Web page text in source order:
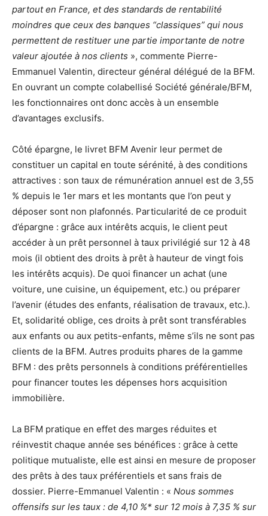
partout en France, et des standards de rentabilité
moindres que ceux des banques “classiques” qui nous
permettent de restituer une partie importante de notre
valeur ajoutée à nos clients », commente Pierre-
Emmanuel Valentin, directeur général délégué de la BFM.
En ouvrant un compte colabellisé Société générale/BFM,
les fonctionnaires ont donc accès à un ensemble
d’avantages exclusifs.
Côté épargne, le livret BFM Avenir leur permet de
constituer un capital en toute sérénité, à des conditions
attractives : son taux de rémunération annuel est de 3,55
% depuis le 1er mars et les montants que l’on peut y
déposer sont non plafonnés. Particularité de ce produit
d’épargne : grâce aux intérêts acquis, le client peut
accéder à un prêt personnel à taux privilégié sur 12 à 48
mois (il obtient des droits à prêt à hauteur de vingt fois
les intérêts acquis). De quoi financer un achat (une
voiture, une cuisine, un équipement, etc.) ou préparer
l’avenir (études des enfants, réalisation de travaux, etc.).
Et, solidarité oblige, ces droits à prêt sont transférables
aux enfants ou aux petits-enfants, même s’ils ne sont pas
clients de la BFM. Autres produits phares de la gamme
BFM : des prêts personnels à conditions préférentielles
pour financer toutes les dépenses hors acquisition
immobilière.
La BFM pratique en effet des marges réduites et
réinvestit chaque année ses bénéfices : grâce à cette
politique mutualiste, elle est ainsi en mesure de proposer
des prêts à des taux préférentiels et sans frais de
dossier. Pierre-Emmanuel Valentin : « Nous sommes
offensifs sur les taux : de 4,10 %* sur 12 mois à 7,35 % sur